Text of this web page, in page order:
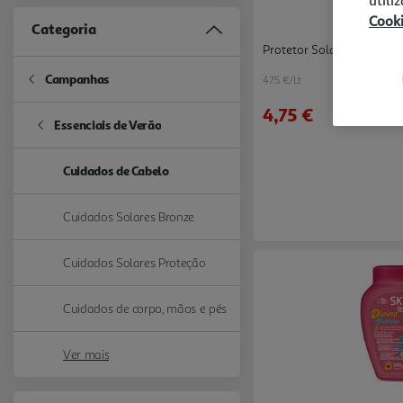
Categoria
Campanhas
Refine by Categoria: Campanhas
Essenciais de Verão
Refine by Categoria: Essenciais de Verão
Cuidados de Cabelo
selected Currently Refined by Categoria: Cuidados de Cabelo
Cuidados Solares Bronze
Refine by Categoria: Cuidados Solares Bronze
Cuidados Solares Proteção
Refine by Categoria: Cuidados Solares Proteção
Cuidados de corpo, mãos e pés
Refine by Categoria: Cuidados de corpo, mãos e pés
Ver mais
Protetor Solar Capilar
47.5 €/Lt
4,75 €